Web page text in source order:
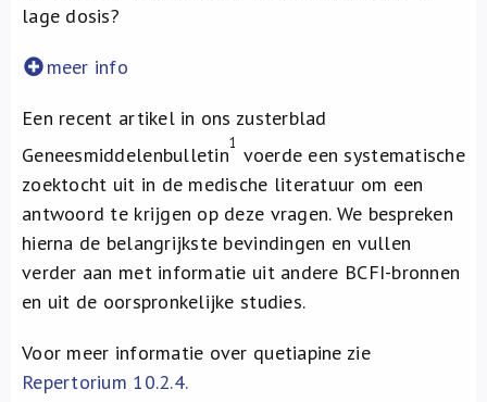
lage dosis?
meer info
Een recent artikel in ons zusterblad
Geneesmiddelenbulletin1 voerde een systematische
zoektocht uit in de medische literatuur om een
antwoord te krijgen op deze vragen. We bespreken
hierna de belangrijkste bevindingen en vullen
verder aan met informatie uit andere BCFI-bronnen
en uit de oorspronkelijke studies.
Voor meer informatie over quetiapine zie
Repertorium 10.2.4.